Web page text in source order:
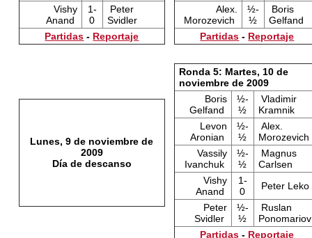
Vishy
Anand
1-
0
Peter
Svidler
Partidas - Reportaje
Alex.
Morozevich
½-
½
Boris
Gelfand
Partidas - Reportaje
Lunes, 9 de noviembre de
2009
Día de descanso
Ronda 5: Martes, 10 de
noviembre de 2009
Boris
Gelfand
½-
½
Vladimir
Kramnik
Levon
Aronian
½-
½
Alex.
Morozevich
Vassily
Ivanchuk
½-
½
Magnus
Carlsen
Vishy
Anand
1-
0
Peter Leko
Peter
Svidler
½-
½
Ruslan
Ponomariov
Partidas - Reportaje